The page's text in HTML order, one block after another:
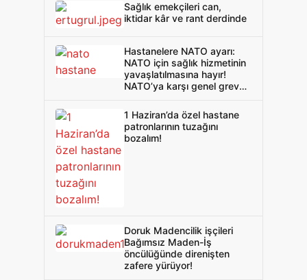
Sağlık emekçileri can,
iktidar kâr ve rant derdinde
Hastanelere NATO ayarı:
NATO için sağlık hizmetinin
yavaşlatılmasına hayır!
NATO’ya karşı genel greve
1 Haziran’da özel hastane
patronlarının tuzağını
bozalım!
Doruk Madencilik işçileri
Bağımsız Maden-İş
öncülüğünde direnişten
zafere yürüyor!